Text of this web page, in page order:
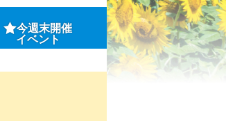
今週末開催
イベント